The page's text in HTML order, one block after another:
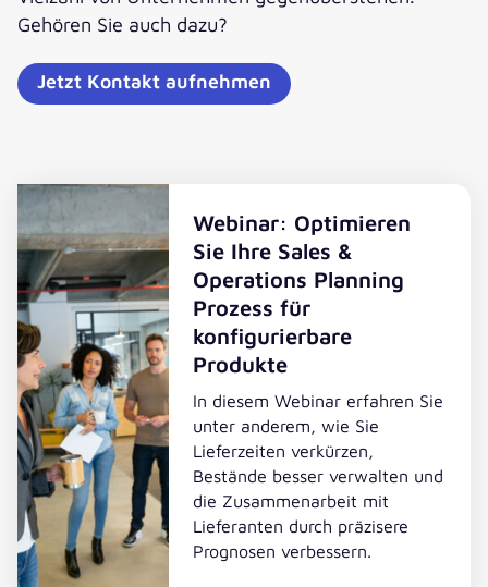
Gehören Sie auch dazu?
Jetzt Kontakt aufnehmen
Webinar: Optimieren
Sie Ihre Sales &
Operations Planning
Prozess für
konfigurierbare
Produkte
In diesem Webinar erfahren Sie
unter anderem, wie Sie
Lieferzeiten verkürzen,
Bestände besser verwalten und
die Zusammenarbeit mit
Lieferanten durch präzisere
Prognosen verbessern.